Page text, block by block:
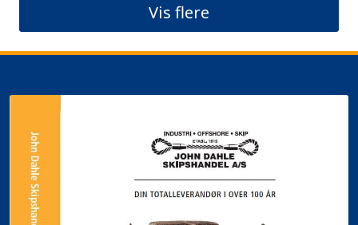
Vis flere